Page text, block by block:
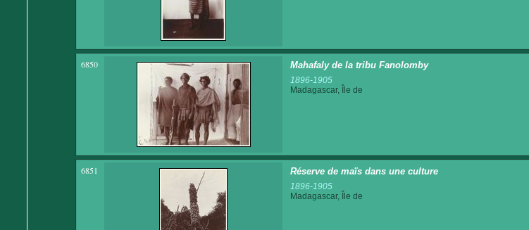
6850 Mahafaly de la tribu Fanolomby
1896-1905
Madagascar, Île de
6851 Réserve de maïs dans une culture
1896-1905
Madagascar, Île de